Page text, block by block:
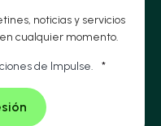
noticias y servicios
cualquier momento.
de Impulse. *